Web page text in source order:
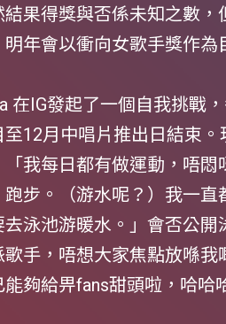
果得獎與否係未知之數，
年會以衝向女歌手獎作為
在IG發起了一個自我挑戰
12月中唱片推出日結束
我每日都有做運動，唔
跑步。（游水呢？）我一
泳池游暖水。」會否公開
歌手，唔想大家焦點放喺
夠給畀fans甜頭啦，哈哈